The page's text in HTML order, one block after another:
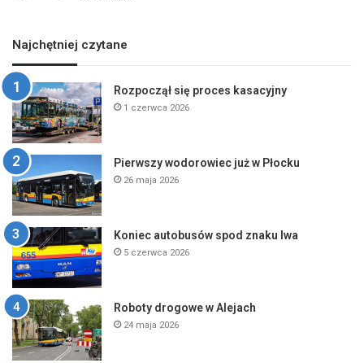
Najchętniej czytane
Rozpoczął się proces kasacyjny
1 czerwca 2026
Pierwszy wodorowiec już w Płocku
26 maja 2026
Koniec autobusów spod znaku lwa
5 czerwca 2026
Roboty drogowe w Alejach
24 maja 2026